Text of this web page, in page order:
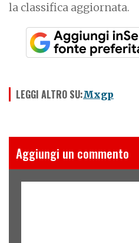
la classifica aggiornata.
LEGGI ALTRO SU:Mxgp
Aggiungi un commento